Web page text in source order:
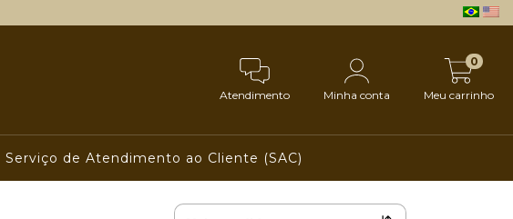
Atendimento Minha conta Meu carrinho
0
Serviço de Atendimento ao Cliente (SAC)